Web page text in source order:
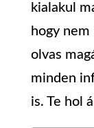
kialakul
hogy
olvas
minden
is. Te hol